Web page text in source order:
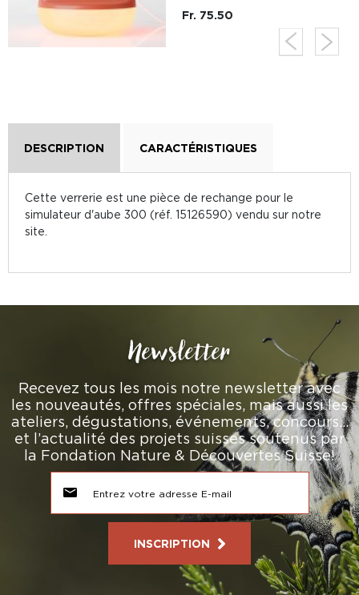
Fr. 75.50
DESCRIPTION CARACTÉRISTIQUES
Cette verrerie est une pièce de rechange pour le
simulateur d'aube 300 (réf. 15126590) vendu sur notre
site.
Newsletter
Recevez tous les mois notre newsletter avec
les nouveautés, offres spéciales, mais aussi les
ateliers, dégustations, événements, concours…
et l’actualité des projets suisses soutenus par
la Fondation Nature & Découvertes Suisse!
INSCRIPTION